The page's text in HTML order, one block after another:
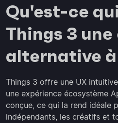
Qu'est-ce
Things 3
alternative
Things 3 offre une UX
une expérience écosystème
conçue, ce qui la rend idéale
indépendants, les créatifs et